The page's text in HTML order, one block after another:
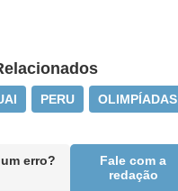
PERU OLIMPÍADAS
erro?
Fale com a
redação